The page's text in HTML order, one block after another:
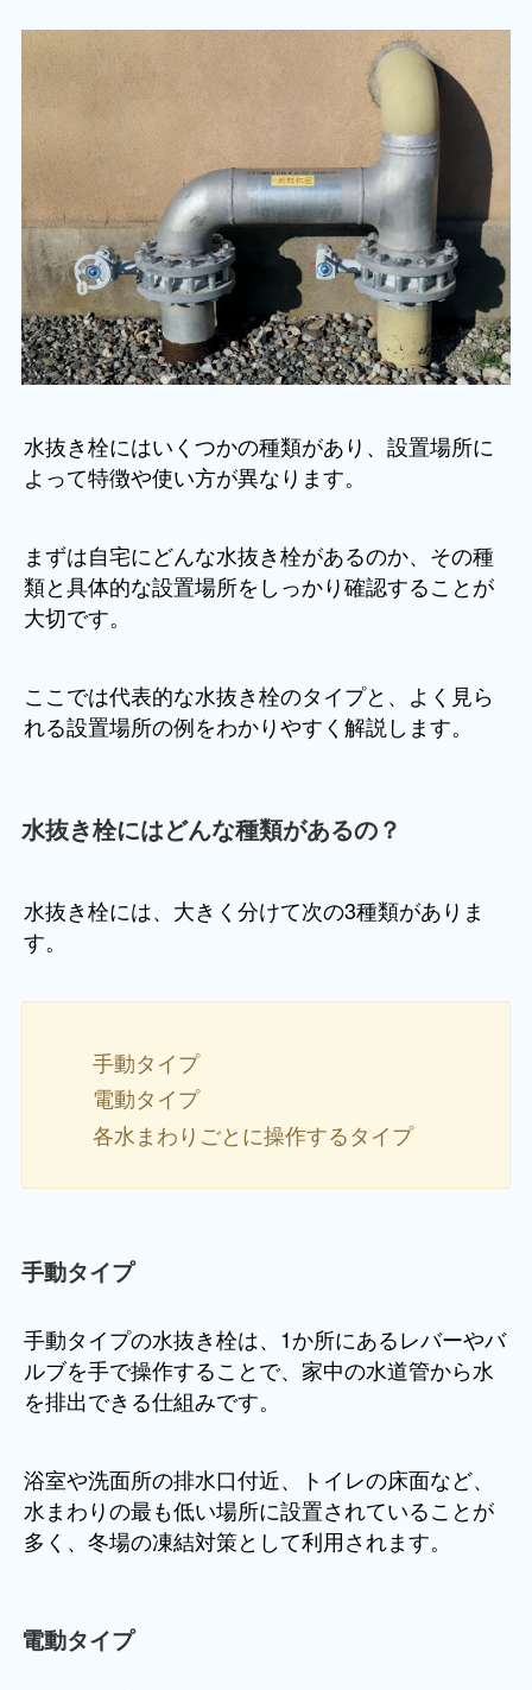
水抜き栓にはいくつかの種類があり、設置場所に
よって特徴や使い方が異なります。
まずは自宅にどんな水抜き栓があるのか、その種
類と具体的な設置場所をしっかり確認することが
大切です。
ここでは代表的な水抜き栓のタイプと、よく見ら
れる設置場所の例をわかりやすく解説します。
水抜き栓にはどんな種類があるの？
水抜き栓には、大きく分けて次の3種類がありま
す。
手動タイプ
電動タイプ
各水まわりごとに操作するタイプ
手動タイプ
手動タイプの水抜き栓は、1か所にあるレバーやバ
ルブを手で操作することで、家中の水道管から水
を排出できる仕組みです。
浴室や洗面所の排水口付近、トイレの床面など、
水まわりの最も低い場所に設置されていることが
多く、冬場の凍結対策として利用されます。
電動タイプ